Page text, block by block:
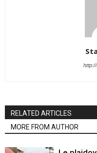
RELATED ARTICLES
MORE FROM AUTHOR